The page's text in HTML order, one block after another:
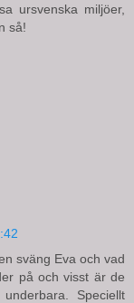
ursvenska miljöer,
så!
sväng Eva och vad
på och visst är de
Speciellt